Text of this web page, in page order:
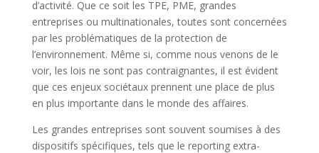
d’activité. Que ce soit les TPE, PME, grandes
entreprises ou multinationales, toutes sont concernées
par les problématiques de la protection de
l’environnement. Même si, comme nous venons de le
voir, les lois ne sont pas contraignantes, il est évident
que ces enjeux sociétaux prennent une place de plus
en plus importante dans le monde des affaires.
Les grandes entreprises sont souvent soumises à des
dispositifs spécifiques, tels que le reporting extra-